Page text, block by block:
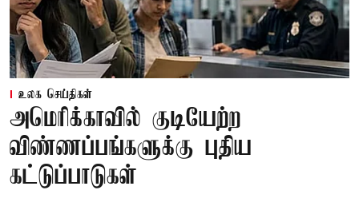
உலக செய்திகள்
அமெரிக்காவில் குடியேற்ற
விண்ணப்பங்களுக்கு புதிய
கட்டுப்பாடுகள்